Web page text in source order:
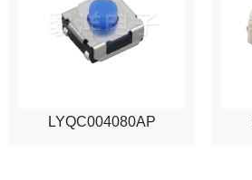
LYQC004080AP